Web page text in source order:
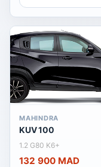
MAHINDRA
KUV 100
1.2 G80 K6+
132 900 MAD